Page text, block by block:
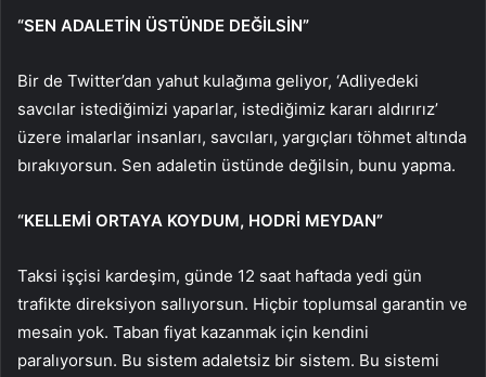
“SEN ADALETİN ÜSTÜNDE DEĞİLSİN”
Bir de Twitter’dan yahut kulağıma geliyor, ‘Adliyedeki
savcılar istediğimizi yaparlar, istediğimiz kararı aldırırız’
üzere imalarlar insanları, savcıları, yargıçları töhmet altında
bırakıyorsun. Sen adaletin üstünde değilsin, bunu yapma.
“KELLEMİ ORTAYA KOYDUM, HODRİ MEYDAN”
Taksi işçisi kardeşim, günde 12 saat haftada yedi gün
trafikte direksiyon sallıyorsun. Hiçbir toplumsal garantin ve
mesain yok. Taban fiyat kazanmak için kendini
paralıyorsun. Bu sistem adaletsiz bir sistem. Bu sistemi